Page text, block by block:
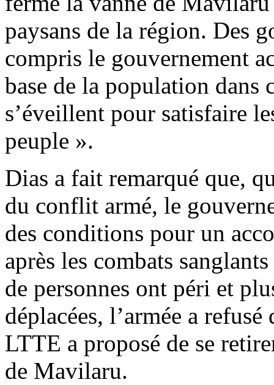
paysans de la région. Des
compris le gouvernement
base de la population dans
s’éveillent pour satisfaire
peuple ».
Dias a fait remarqué que,
du conflit armé, le
des conditions pour un
après les combats
de personnes ont péri et
déplacées, l’armée a
LTTE a proposé de se
de Mavilaru.